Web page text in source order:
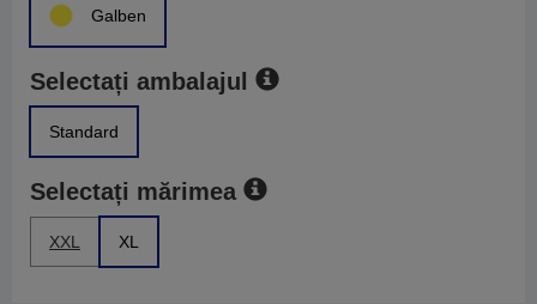
Galben
Selectați ambalajul
Standard
Selectați mărimea
XXL XL